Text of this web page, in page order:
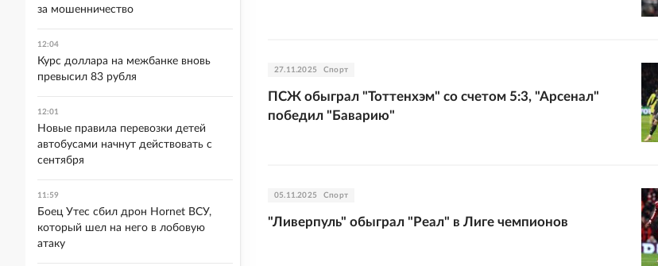
27.11.2025 Спорт
ПСЖ обыграл "Тоттенхэм" со счетом 5:3, "Арсенал"
победил "Баварию"
05.11.2025 Спорт
"Ливерпуль" обыграл "Реал" в Лиге чемпионов
за мошенничество
12:04
Курс доллара на межбанке вновь
превысил 83 рубля
12:01
Новые правила перевозки детей
автобусами начнут действовать с
сентября
11:59
Боец Утес сбил дрон Hornet ВСУ,
который шел на него в лобовую
атаку